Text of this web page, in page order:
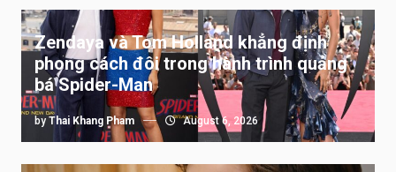
Zendaya và Tom Holland khẳng định
phong cách đôi trong hành trình quảng
bá Spider-Man
by Thai Khang Pham August 6, 2026